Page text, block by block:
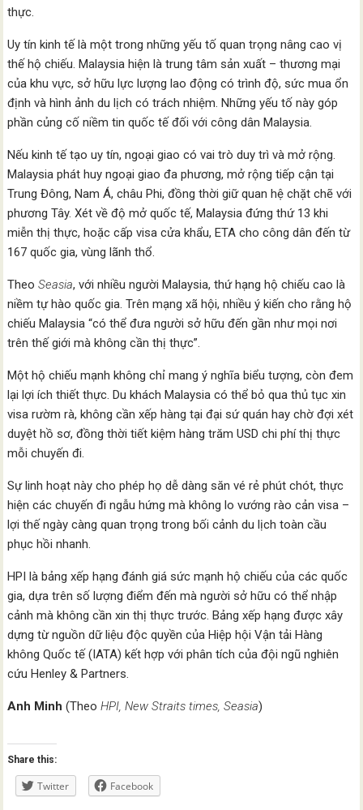
thực.
Uy tín kinh tế là một trong những yếu tố quan trọng nâng cao vị
thế hộ chiếu. Malaysia hiện là trung tâm sản xuất – thương mại
của khu vực, sở hữu lực lượng lao động có trình độ, sức mua ổn
định và hình ảnh du lịch có trách nhiệm. Những yếu tố này góp
phần củng cố niềm tin quốc tế đối với công dân Malaysia.
Nếu kinh tế tạo uy tín, ngoại giao có vai trò duy trì và mở rộng.
Malaysia phát huy ngoại giao đa phương, mở rộng tiếp cận tại
Trung Đông, Nam Á, châu Phi, đồng thời giữ quan hệ chặt chẽ với
phương Tây. Xét về độ mở quốc tế, Malaysia đứng thứ 13 khi
miễn thị thực, hoặc cấp visa cửa khẩu, ETA cho công dân đến từ
167 quốc gia, vùng lãnh thổ.
Theo Seasia, với nhiều người Malaysia, thứ hạng hộ chiếu cao là
niềm tự hào quốc gia. Trên mạng xã hội, nhiều ý kiến cho rằng hộ
chiếu Malaysia “có thể đưa người sở hữu đến gần như mọi nơi
trên thế giới mà không cần thị thực”.
Một hộ chiếu mạnh không chỉ mang ý nghĩa biểu tượng, còn đem
lại lợi ích thiết thực. Du khách Malaysia có thể bỏ qua thủ tục xin
visa rườm rà, không cần xếp hàng tại đại sứ quán hay chờ đợi xét
duyệt hồ sơ, đồng thời tiết kiệm hàng trăm USD chi phí thị thực
mỗi chuyến đi.
Sự linh hoạt này cho phép họ dễ dàng săn vé rẻ phút chót, thực
hiện các chuyến đi ngẫu hứng mà không lo vướng rào cản visa –
lợi thế ngày càng quan trọng trong bối cảnh du lịch toàn cầu
phục hồi nhanh.
HPI là bảng xếp hạng đánh giá sức mạnh hộ chiếu của các quốc
gia, dựa trên số lượng điểm đến mà người sở hữu có thể nhập
cảnh mà không cần xin thị thực trước. Bảng xếp hạng được xây
dựng từ nguồn dữ liệu độc quyền của Hiệp hội Vận tải Hàng
không Quốc tế (IATA) kết hợp với phân tích của đội ngũ nghiên
cứu Henley & Partners.
Anh Minh (TheoHPI, New Straits times, Seasia)
Share this:
Twitter Facebook